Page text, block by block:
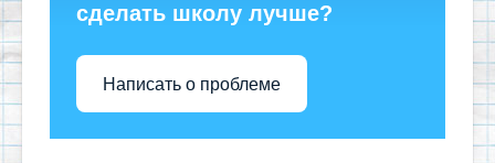
сделать школу лучше?
Написать о проблеме